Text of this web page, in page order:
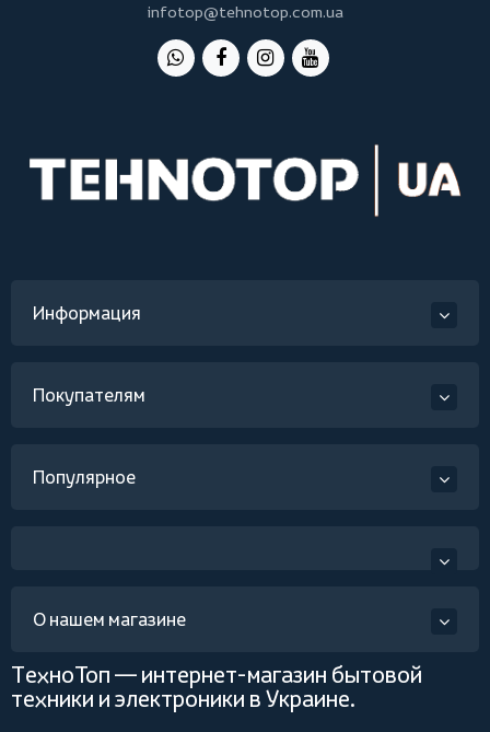
infotop@tehnotop.com.ua
Информация
Покупателям
Популярное
О нашем магазине
ТехноТоп — интернет-магазин бытовой
техники и электроники в Украине.